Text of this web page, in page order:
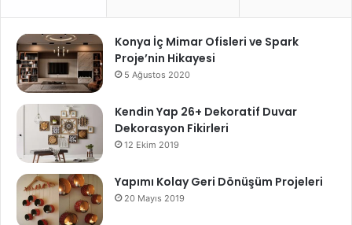
Konya İç Mimar Ofisleri ve Spark
Proje’nin Hikayesi
5 Ağustos 2020
Kendin Yap 26+ Dekoratif Duvar
Dekorasyon Fikirleri
12 Ekim 2019
Yapımı Kolay Geri Dönüşüm Projeleri
20 Mayıs 2019